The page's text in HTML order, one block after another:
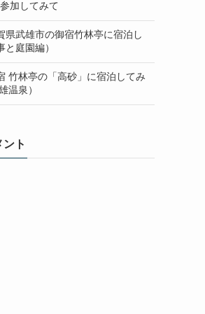
加してみて
県武雄市の御宿竹林亭に宿泊し
と庭園編）
竹林亭の「高砂」に宿泊してみ
温泉）
ト